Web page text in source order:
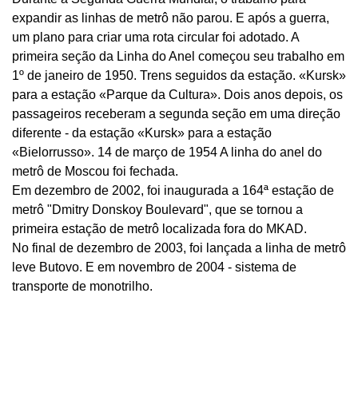
expandir as linhas de metrô não parou. E após a guerra,
um plano para criar uma rota circular foi adotado. A
primeira seção da Linha do Anel começou seu trabalho em
1º de janeiro de 1950. Trens seguidos da estação. «Kursk»
para a estação «Parque da Cultura». Dois anos depois, os
passageiros receberam a segunda seção em uma direção
diferente - da estação «Kursk» para a estação
«Bielorrusso». 14 de março de 1954 A linha do anel do
metrô de Moscou foi fechada.
Em dezembro de 2002, foi inaugurada a 164ª estação de
metrô "Dmitry Donskoy Boulevard", que se tornou a
primeira estação de metrô localizada fora do MKAD.
No final de dezembro de 2003, foi lançada a linha de metrô
leve Butovo. E em novembro de 2004 - sistema de
transporte de monotrilho.